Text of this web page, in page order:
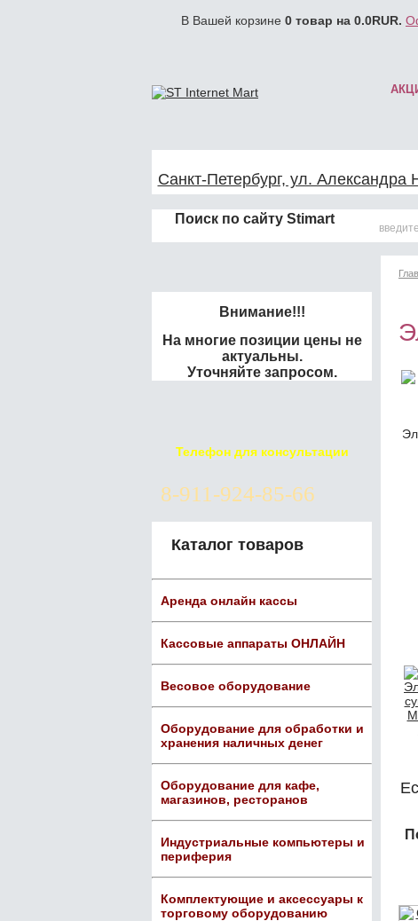
В Вашей корзине 0 товар на 0.0RUR.
Санкт-Петербург, ул. Александра
Поиск по сайту Stimart
Внимание!!!
На многие позиции цены не
актуальны.
Уточняйте запросом.
Телефон для консультации
8-911-924-85-66
Каталог товаров
Аренда онлайн кассы
Кассовые аппараты ОНЛАЙН
Весовое оборудование
Оборудование для обработки и
хранения наличных денег
Оборудование для кафе,
магазинов, ресторанов
Индустриальные компьютеры и
периферия
Комплектующие и аксессуары к
торговому оборудованию